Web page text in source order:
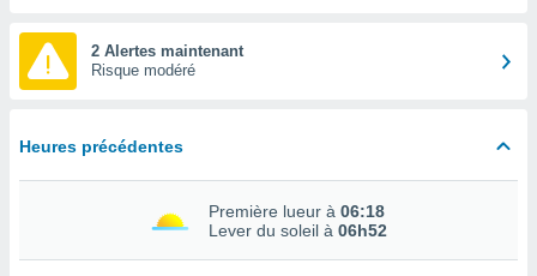
les
des
ET
2 Alertes maintenant
Risque modéré
Heures précédentes
Première lueur à 06:18
Lever du soleil à 06h52